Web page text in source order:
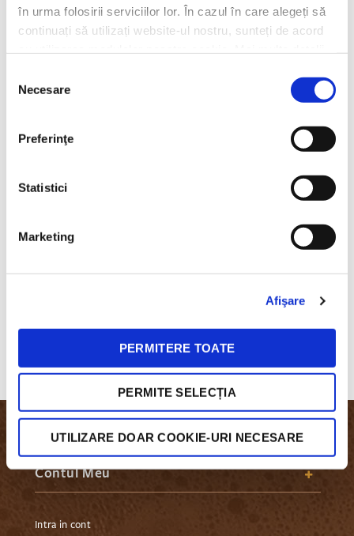
în urma folosirii serviciilor lor. În cazul în care alegeți să
continuați să utilizați website-ul nostru, sunteți de acord
consimțământului
Necesare
Preferinţe
Statistici
Marketing
Afişare
PERMITERE TOATE
PERMITE SELECȚIA
UTILIZARE DOAR COOKIE-URI NECESARE
La BeanZ celebram diversitatea prin
cafele cu gusturi distincte in momente
Pentru comenzile de peste
Ne ocupam noi de toate
Ne poti contacta prin email, social media sau la telefon. Tu
alegi!
Contul Meu
Intra in cont